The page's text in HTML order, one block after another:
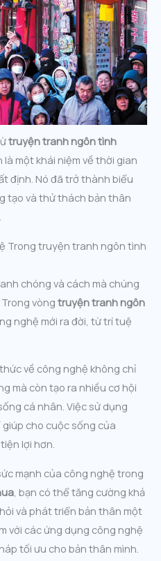
truyện tranh ngôn tình
một khái niệm về thời gian
định. Nó đã trở thành biểu
tạo và thử thách bản thân
Trong truyện tranh ngôn tình
chóng và cách mà chúng
vòng truyện tranh ngôn
nghệ mới ra đời, từ trí tuệ
về công nghệ không chỉ
mà còn tạo ra nhiều cơ hội
cá nhân. Việc sử dụng
cho cuộc sống của
lợi hơn.
mạnh của công nghệ trong
, bạn có thể tăng cường khả
và phát triển bản thân một
với các ứng dụng công nghệ
tối ưu cho bản thân mình.